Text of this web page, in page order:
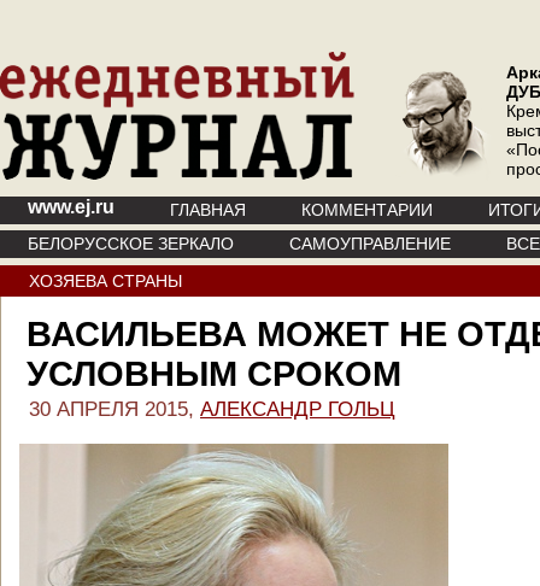
www.ej.ru ГЛАВНАЯ КОММЕНТАРИИ
БЕЛОРУССКОЕ ЗЕРКАЛО
САМОУПРАВЛЕНИЕ
ХОЗЯЕВА СТРАНЫ
ВАСИЛЬЕВА МОЖЕТ НЕ
УСЛОВНЫМ СРОКОМ
30 АПРЕЛЯ 2015, АЛЕКСАНДР ГОЛЬЦ